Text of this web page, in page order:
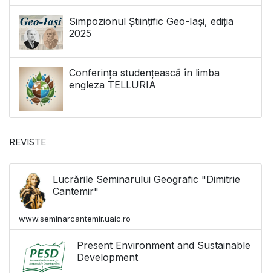
Simpozionul Științific Geo-Iași, ediția
2025
Conferința studențească în limba
engleza TELLURIA
REVISTE
Lucrările Seminarului Geografic "Dimitrie
Cantemir"
www.seminarcantemir.uaic.ro
Present Environment and Sustainable
Development